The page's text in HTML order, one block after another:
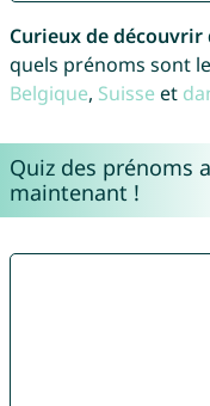
Curieux de découvrir
quels prénoms sont
Belgique, Suisse et
Quiz des prénoms
maintenant !